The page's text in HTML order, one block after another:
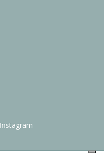
Instagram